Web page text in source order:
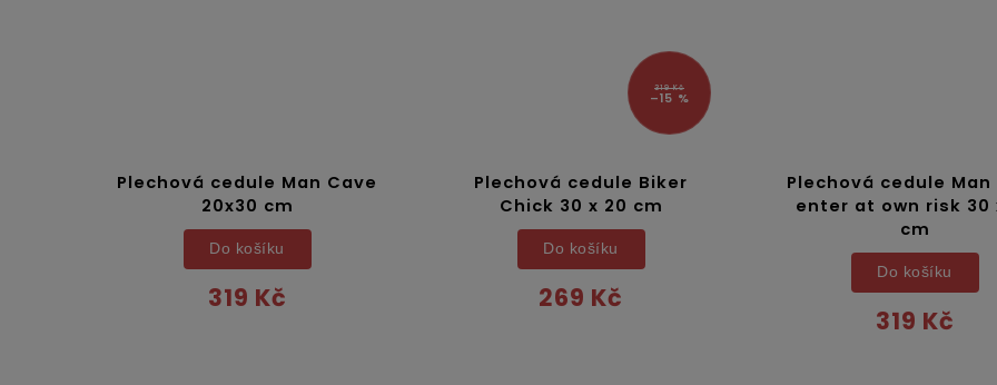
Plechová cedule Man Cave
20x30 cm
319 Kč
Do košíku
319 Kč
–15 %
Plechová cedule Biker
Chick 30 x 20 cm
269 Kč
Do košíku
Plechová cedule Man
enter at own risk 30
cm
319 Kč
Do košíku